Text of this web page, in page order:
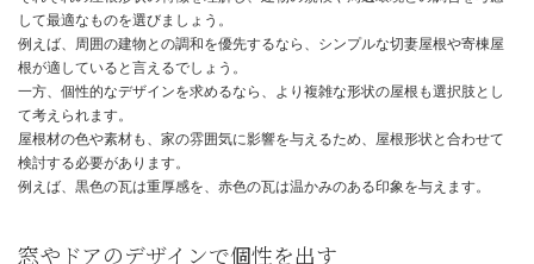
屋根の形状で印象を変える
屋根の形状は、家の第一印象を大きく左右する重要な要素です。
切妻屋根はシンプルでシャープな印象を与え、寄棟屋根は落ち着い
を演出します。
マンサード屋根は、フランス風の優雅な雰囲気を醸し出し、複雑な
根は重厚感や個性的な雰囲気を表現できます。
して最適なものを選びましょう。